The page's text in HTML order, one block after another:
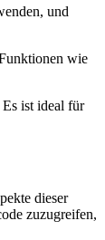
und
wie
ist ideal für
dieser
zuzugreifen,